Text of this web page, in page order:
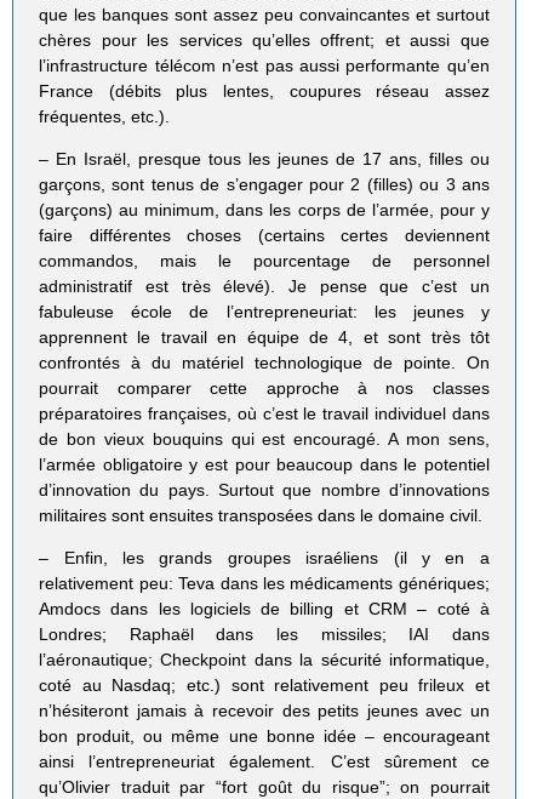
que les banques sont assez peu convaincantes et surtout
chères pour les services qu’elles offrent; et aussi que
l’infrastructure télécom n’est pas aussi performante qu’en
France (débits plus lentes, coupures réseau assez
fréquentes, etc.).
– En Israël, presque tous les jeunes de 17 ans, filles ou
garçons, sont tenus de s’engager pour 2 (filles) ou 3 ans
(garçons) au minimum, dans les corps de l’armée, pour y
faire différentes choses (certains certes deviennent
commandos, mais le pourcentage de personnel
administratif est très élevé). Je pense que c’est un
fabuleuse école de l’entrepreneuriat: les jeunes y
apprennent le travail en équipe de 4, et sont très tôt
confrontés à du matériel technologique de pointe. On
pourrait comparer cette approche à nos classes
préparatoires françaises, où c’est le travail individuel dans
de bon vieux bouquins qui est encouragé. A mon sens,
l’armée obligatoire y est pour beaucoup dans le potentiel
d’innovation du pays. Surtout que nombre d’innovations
militaires sont ensuites transposées dans le domaine civil.
– Enfin, les grands groupes israéliens (il y en a
relativement peu: Teva dans les médicaments génériques;
Amdocs dans les logiciels de billing et CRM – coté à
Londres; Raphaël dans les missiles; IAI dans
l’aéronautique; Checkpoint dans la sécurité informatique,
coté au Nasdaq; etc.) sont relativement peu frileux et
n’hésiteront jamais à recevoir des petits jeunes avec un
bon produit, ou même une bonne idée – encourageant
ainsi l’entrepreneuriat également. C’est sûrement ce
qu’Olivier traduit par “fort goût du risque”; on pourrait